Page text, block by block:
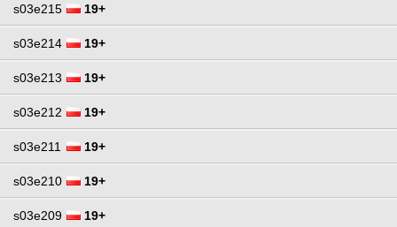
s03e215 19+
s03e214 19+
s03e213 19+
s03e212 19+
s03e211 19+
s03e210 19+
s03e209 19+